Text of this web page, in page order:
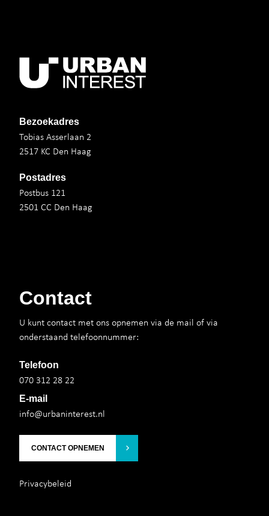
Bezoekadres
Tobias Asserlaan 2
2517 KC Den Haag
Postadres
Postbus 121
2501 CC Den Haag
Contact
U kunt contact met ons opnemen via de mail of via
onderstaand telefoonnummer:
Telefoon
070 312 28 22
E-mail
info@urbaninterest.nl
CONTACT OPNEMEN
Privacybeleid